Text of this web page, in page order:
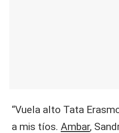
“Vuela alto Tata
a mis tíos. Ambar,